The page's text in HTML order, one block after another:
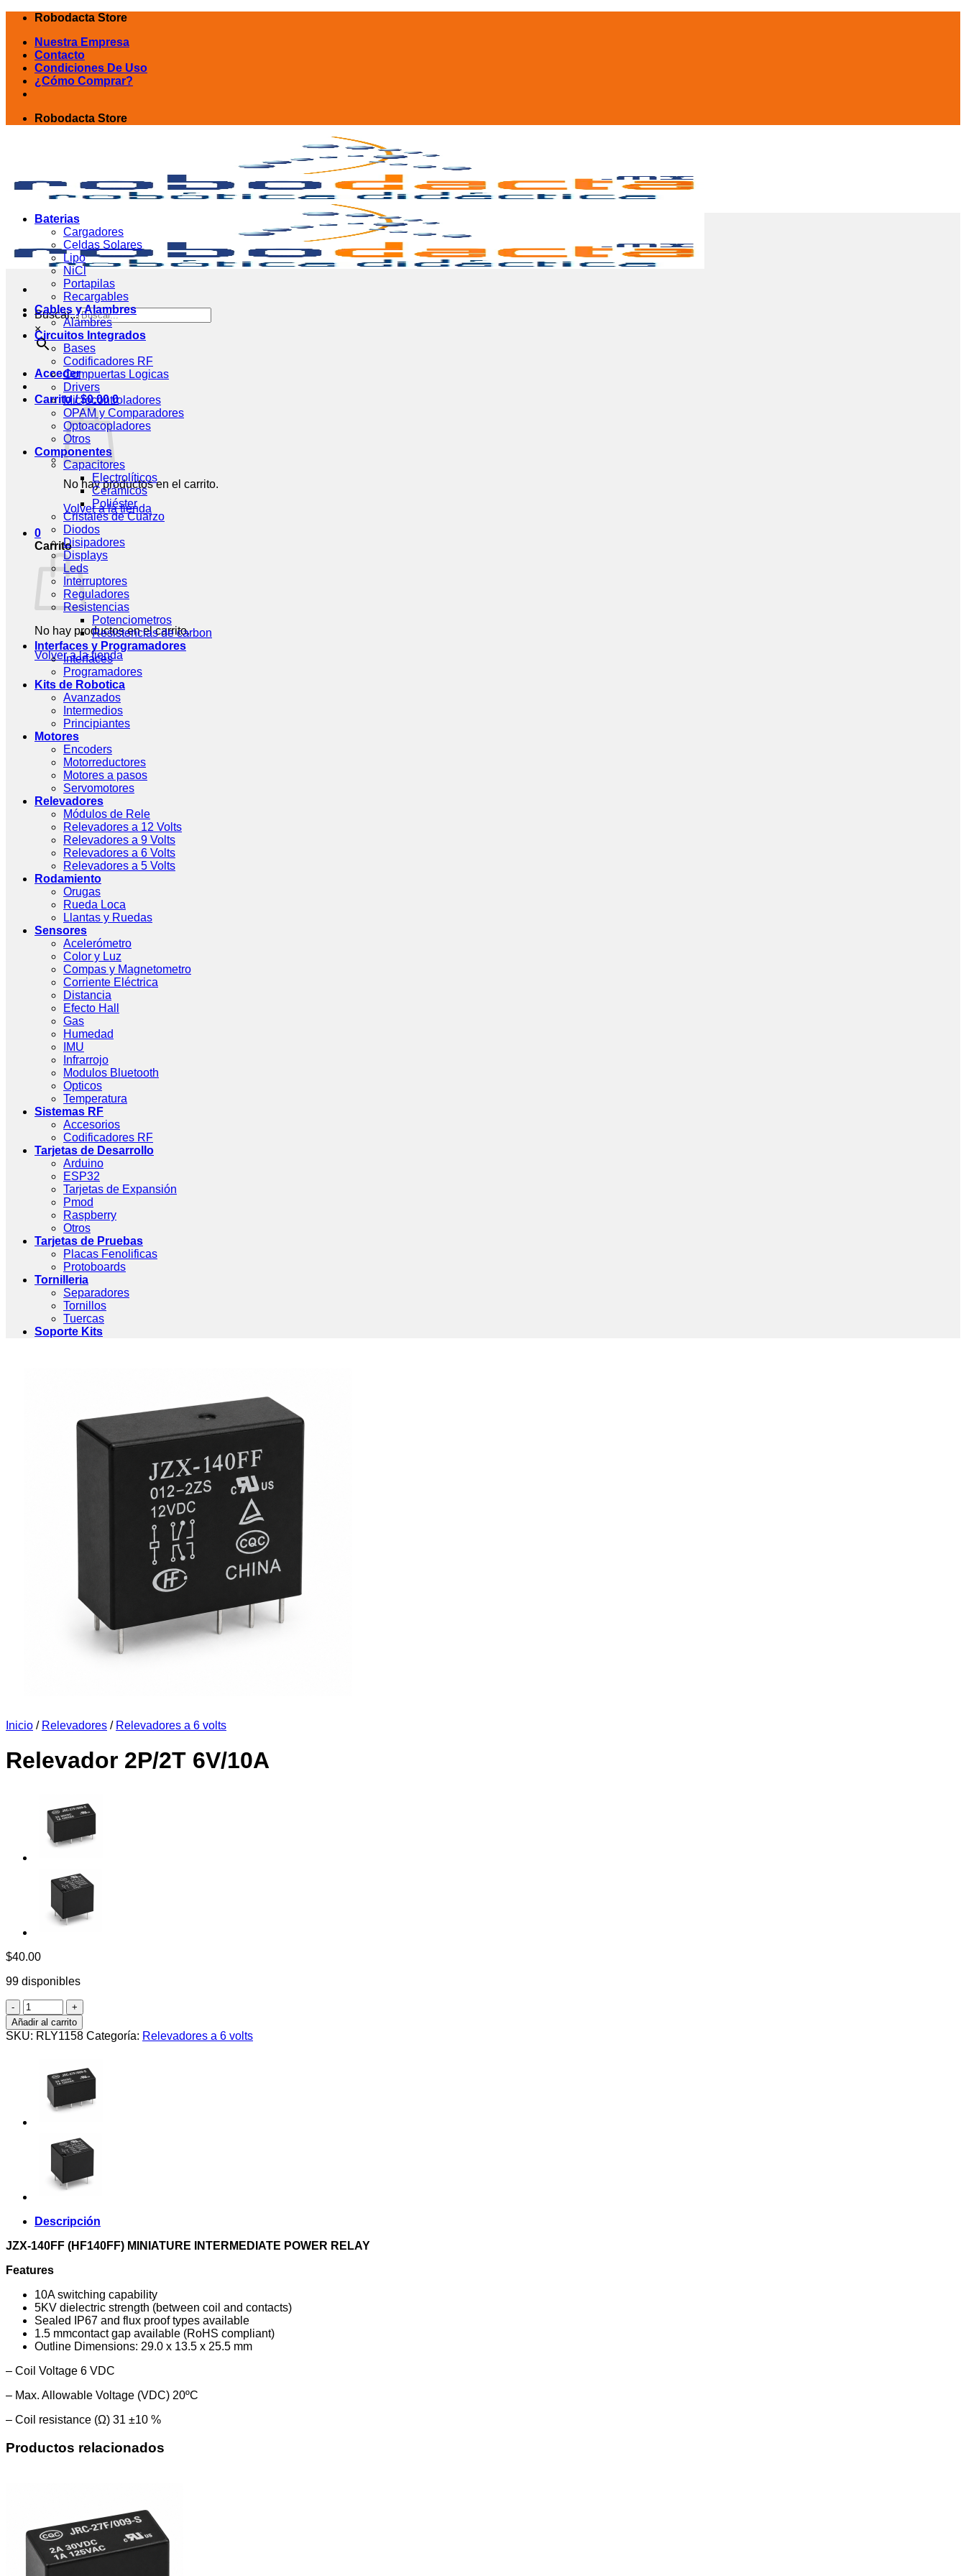
Skip
content
Robodacta Store
Nuestra Empresa
Contacto
Condiciones De Uso
¿Cómo Comprar?
Robodacta Store
Buscar...
×
Acceder
Carrito /$0.00 0
No hay productos en el carrito.
Volver a la tienda
0
Carrito
No hay productos en el carrito.
Volver a la tienda
Baterias
Cargadores
Celdas Solares
Lipo
NiCl
Portapilas
Recargables
Cables y Alambres
Alambres
Circuitos Integrados
Bases
Codificadores RF
Compuertas Logicas
Drivers
Microcontroladores
OPAM y Comparadores
Optoacopladores
Otros
Componentes
Capacitores
Electrolíticos
Cerámicos
Poliéster
Cristales de Cuarzo
Diodos
Disipadores
Displays
Leds
Interruptores
Reguladores
Resistencias
Potenciometros
Resistencias de carbon
Interfaces y Programadores
Interfaces
Programadores
Kits de Robotica
Avanzados
Intermedios
Principiantes
Motores
Encoders
Motorreductores
Motores a pasos
Servomotores
Relevadores
Módulos de Rele
Relevadores a 12 Volts
Relevadores a 9 Volts
Relevadores a 6 Volts
Relevadores a 5 Volts
Rodamiento
Orugas
Rueda Loca
Llantas y Ruedas
Sensores
Acelerómetro
Color y Luz
Compas y Magnetometro
Corriente Eléctrica
Distancia
Efecto Hall
Gas
Humedad
IMU
Infrarrojo
Modulos Bluetooth
Opticos
Temperatura
Sistemas RF
Accesorios
Codificadores RF
Tarjetas de Desarrollo
Arduino
ESP32
Tarjetas de Expansión
Pmod
Raspberry
Otros
Tarjetas de Pruebas
Placas Fenolificas
Protoboards
Tornilleria
Separadores
Tornillos
Tuercas
Soporte Kits
Inicio / Relevadores / Relevadores a 6 volts
Relevador 2P/2T 6V/10A
$40.00
99 disponibles
Relevador
2P/2T
6V/10A
cantidad
Añadir al carrito
SKU: RLY1158 Categoría: Relevadores a 6 volts
Descripción
JZX-140FF (HF140FF) MINIATURE INTERMEDIATE POWER RELAY
Features
10A switching capability
5KV dielectric strength (between coil and contacts)
Sealed IP67 and flux proof types available
1.5 mmcontact gap available (RoHS compliant)
Outline Dimensions: 29.0 x 13.5 x 25.5 mm
– Coil Voltage 6 VDC
– Max. Allowable Voltage (VDC) 20ºC
– Coil resistance (Ω) 31 ±10 %
Productos relacionados